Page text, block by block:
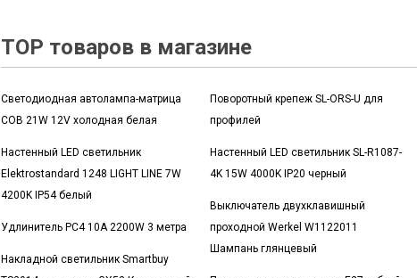
TOP товаров в магазине
Светодиодная автолампа-матрица
COB 21W 12V холодная белая
Настенный LED светильник
Elektrostandard 1248 LIGHT LINE 7W
4200K IP54 белый
Удлинитель PC4 10A 2200W 3 метра
Накладной светильник Smartbuy
Поворотный крепеж SL-ORS-U для
профилей
Настенный LED светильник SL-R1087-
4K 15W 4000K IP20 черный
Выключатель двухклавишный
проходной Werkel W1122011
Шампань глянцевый